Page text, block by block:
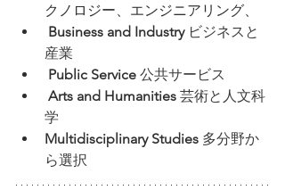
クノロジー、エンジニアリング、
Business and Industry ビジネスと
産業
Public Service 公共サービス
Arts and Humanities 芸術と人文科
学
Multidisciplinary Studies 多分野か
ら選択